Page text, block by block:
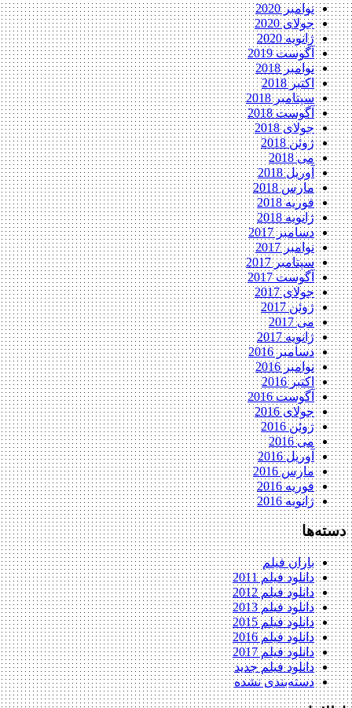
نوامبر 2020
جولای 2020
ژانویه 2020
آگوست 2019
نوامبر 2018
اکتبر 2018
سپتامبر 2018
آگوست 2018
جولای 2018
ژوئن 2018
می 2018
آوریل 2018
مارس 2018
فوریه 2018
ژانویه 2018
دسامبر 2017
نوامبر 2017
سپتامبر 2017
آگوست 2017
جولای 2017
ژوئن 2017
می 2017
ژانویه 2017
دسامبر 2016
نوامبر 2016
اکتبر 2016
آگوست 2016
جولای 2016
ژوئن 2016
می 2016
آوریل 2016
مارس 2016
فوریه 2016
ژانویه 2016
دسته‌ها
باران فیلم
دانلود فیلم 2011
دانلود فیلم 2012
دانلود فیلم 2013
دانلود فیلم 2015
دانلود فیلم 2016
دانلود فیلم 2017
دانلود فیلم جدید
دسته‌بندی نشده